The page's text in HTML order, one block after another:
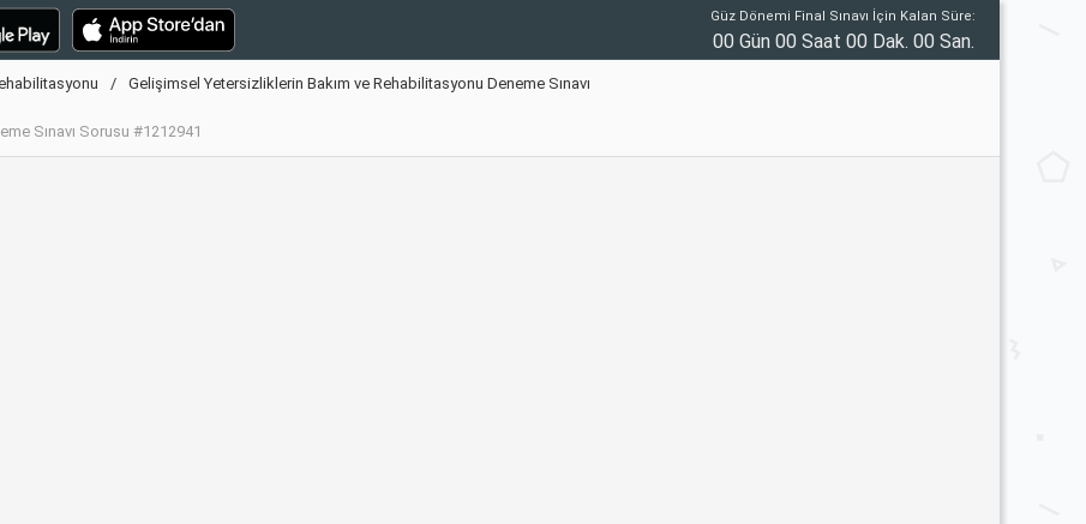
Güz Dönemi Final Sınavı İçin Kalan Süre:
00 Gün 00 Saat 00 Dak. 00 San.
Gelişimsel Yetersizliklerin Bakım ve Rehabilitasyonu Deneme Sınavı
Sınavı Sorusu #1212941